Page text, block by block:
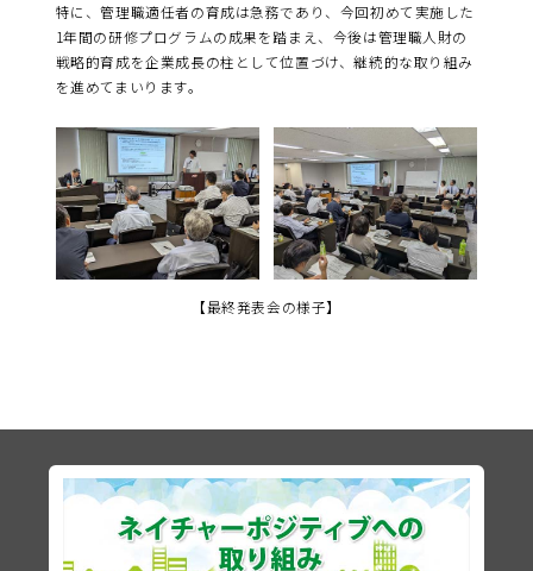
特に、管理職適任者の育成は急務であり、今回初めて実施した
1年間の研修プログラムの成果を踏まえ、今後は管理職人財の
戦略的育成を企業成長の柱として位置づけ、継続的な取り組み
を進めてまいります。
【最終発表会の様子】